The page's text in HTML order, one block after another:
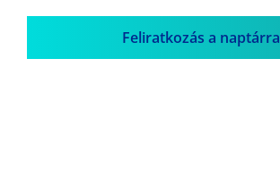
Feliratkozás a naptárra